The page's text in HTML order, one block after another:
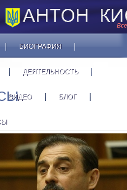
БИОГРАФИЯ
ДЕЯТЕЛЬНОСТЬ
ВИДЕО БЛОГ